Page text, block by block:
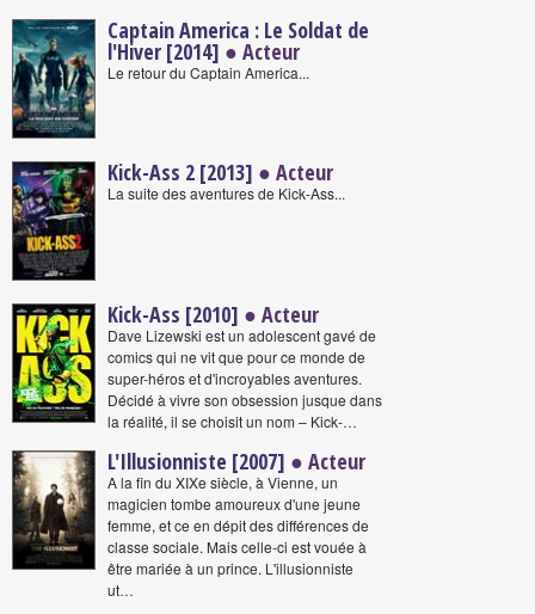
Captain America : Le Soldat de
l'Hiver [2014] ● Acteur
Le retour du Captain America...
Kick-Ass 2 [2013] ● Acteur
La suite des aventures de Kick-Ass...
Kick-Ass [2010] ● Acteur
Dave Lizewski est un adolescent gavé de
comics qui ne vit que pour ce monde de
super-héros et d'incroyables aventures.
Décidé à vivre son obsession jusque dans
la réalité, il se choisit un nom – Kick-…
L'Illusionniste [2007] ● Acteur
A la fin du XIXe siècle, à Vienne, un
magicien tombe amoureux d'une jeune
femme, et ce en dépit des différences de
classe sociale. Mais celle-ci est vouée à
être mariée à un prince. L'illusionniste
ut…